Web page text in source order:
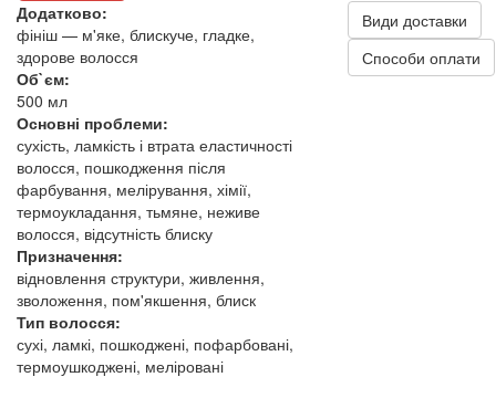
Додатково:
фініш — м'яке, блискуче, гладке,
здорове волосся
Об`єм:
500 мл
Основні проблеми:
сухість, ламкість і втрата еластичності
волосся, пошкодження після
фарбування, мелірування, хімії,
термоукладання, тьмяне, неживе
волосся, відсутність блиску
Призначення:
відновлення структури, живлення,
зволоження, пом'якшення, блиск
Тип волосся:
сухі, ламкі, пошкоджені, пофарбовані,
термоушкоджені, меліровані
Види доставки
Способи оплати